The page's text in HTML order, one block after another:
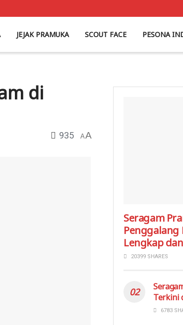
JEJAK PRAMUKA SCOUT FACE PESONA
di
935 AA
Seragam
Penggalang
Lengkap
20399 SHARES
Terkini
6783